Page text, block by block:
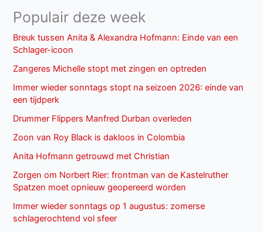
Populair deze week
Breuk tussen Anita & Alexandra Hofmann: Einde van een
Schlager-icoon
Zangeres Michelle stopt met zingen en optreden
Immer wieder sonntags stopt na seizoen 2026: einde van
een tijdperk
Drummer Flippers Manfred Durban overleden
Zoon van Roy Black is dakloos in Colombia
Anita Hofmann getrouwd met Christian
Zorgen om Norbert Rier: frontman van de Kastelruther
Spatzen moet opnieuw geopereerd worden
Immer wieder sonntags op 1 augustus: zomerse
schlagerochtend vol sfeer